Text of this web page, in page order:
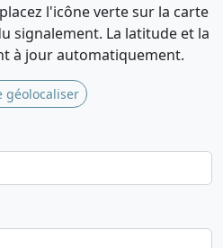
l'icône verte sur la carte
signalement. La latitude et la
à jour automatiquement.
géolocaliser